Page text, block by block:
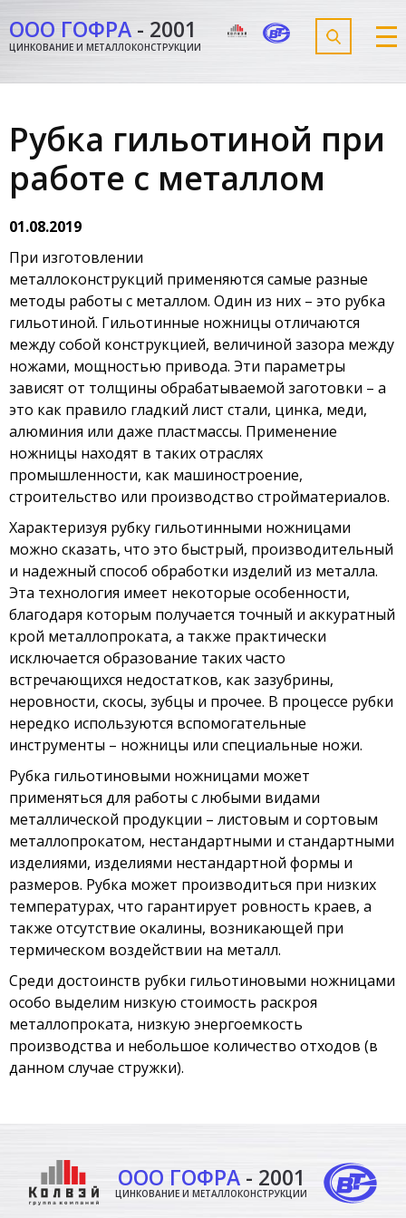
ООО ГОФРА - 2001
ЦИНКОВАНИЕ И МЕТАЛЛОКОНСТРУКЦИИ
Рубка гильотиной при
работе с металлом
01.08.2019
При изготовлении
металлоконструкций применяются самые разные
методы работы с металлом. Один из них – это рубка
гильотиной. Гильотинные ножницы отличаются
между собой конструкцией, величиной зазора между
ножами, мощностью привода. Эти параметры
зависят от толщины обрабатываемой заготовки – а
это как правило гладкий лист стали, цинка, меди,
алюминия или даже пластмассы. Применение
ножницы находят в таких отраслях
промышленности, как машиностроение,
строительство или производство стройматериалов.
Характеризуя рубку гильотинными ножницами
можно сказать, что это быстрый, производительный
и надежный способ обработки изделий из металла.
Эта технология имеет некоторые особенности,
благодаря которым получается точный и аккуратный
крой металлопроката, а также практически
исключается образование таких часто
встречающихся недостатков, как зазубрины,
неровности, скосы, зубцы и прочее. В процессе рубки
нередко используются вспомогательные
инструменты – ножницы или специальные ножи.
Рубка гильотиновыми ножницами может
применяться для работы с любыми видами
металлической продукции – листовым и сортовым
металлопрокатом, нестандартными и стандартными
изделиями, изделиями нестандартной формы и
размеров. Рубка может производиться при низких
температурах, что гарантирует ровность краев, а
также отсутствие окалины, возникающей при
термическом воздействии на металл.
Среди достоинств рубки гильотиновыми ножницами
особо выделим низкую стоимость раскроя
металлопроката, низкую энергоемкость
производства и небольшое количество отходов (в
данном случае стружки).
ООО ГОФРА- 2001
ЦИНКОВАНИЕ И МЕТАЛЛОКОНСТРУКЦИИ